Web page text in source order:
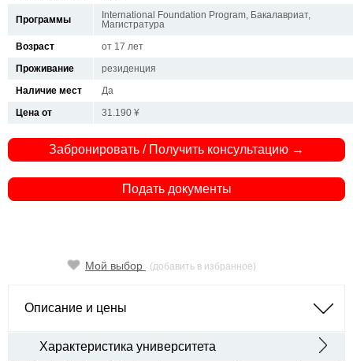
Программы
International Foundation Program, Бакалавриат,
Магистратура
Возраст
от 17 лет
Проживание
резиденция
Наличие мест
Да
Цена от
31.190 ¥
Забронировать / Получить консультацию →
Подать документы
Мой выбор (добавить в избранное)
Описание и цены
Характеристика университета